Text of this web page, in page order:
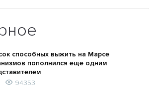
способных выжить на Марсе
пополнился еще одним
94353